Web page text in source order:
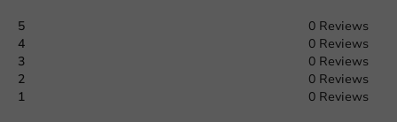
5
0 Reviews
4
0 Reviews
3
0 Reviews
2
0 Reviews
1
0 Reviews